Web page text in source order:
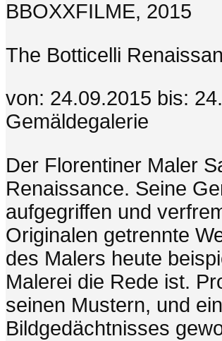
BBOXXFILME, 2015
The Botticelli
von: 24.09.2015 bis:
Gemäldegalerie
Der Florentiner Maler
Renaissance. Seine
aufgegriffen und
Originalen getrennte
des Malers heute
Malerei die Rede ist.
seinen Mustern, und
Bildgedächtnisses